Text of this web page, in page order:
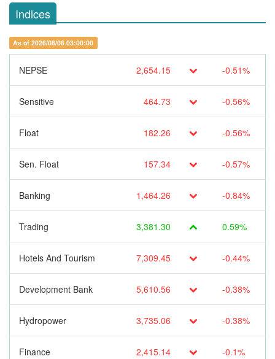
Indices
As of 2026/08/06 03:00:00
NEPSE 2,654.15 -0.51%
Sensitive 464.73 -0.56%
Float 182.26 -0.56%
Sen. Float 157.34 -0.57%
Banking 1,464.26 -0.84%
Trading 3,381.30 0.59%
Hotels And Tourism 7,309.45 -0.44%
Development Bank 5,610.56 -0.38%
Hydropower 3,735.06 -0.38%
Finance 2,415.14 -0.1%